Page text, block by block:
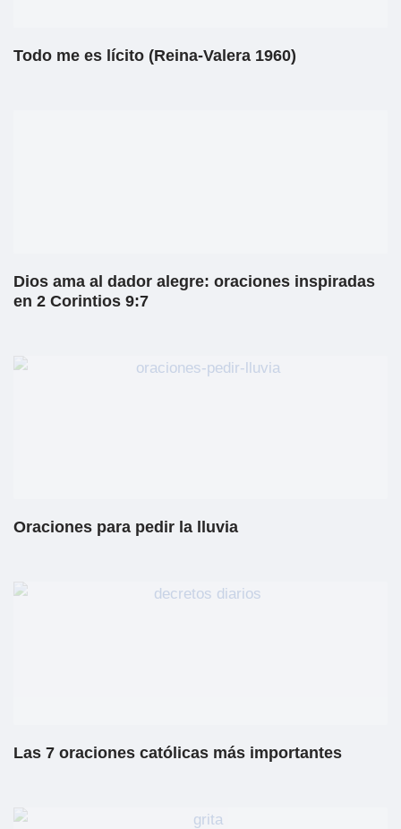
Todo me es lícito (Reina-Valera 1960)
Dios ama al dador alegre: oraciones inspiradas
en 2 Corintios 9:7
Oraciones para pedir la lluvia
Las 7 oraciones católicas más importantes